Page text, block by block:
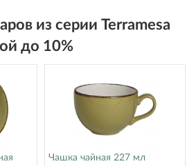
из серии Terramesa
до 10%
Чашка чайная 227 мл